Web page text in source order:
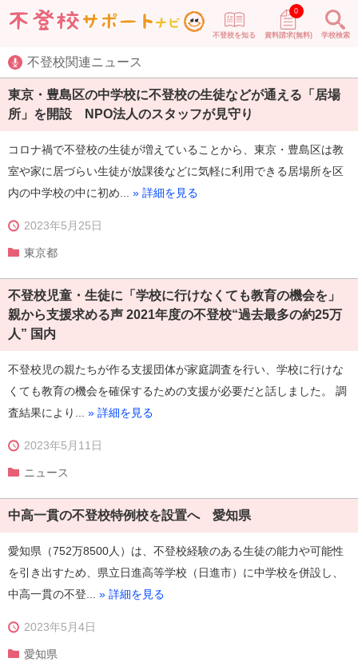
不登校を知る 資料請求(無料)
0
学校検索
不登校関連ニュース
東京・豊島区の中学校に不登校の生徒などが通える「居場
所」を開設 NPO法人のスタッフが見守り
コロナ禍で不登校の生徒が増えていることから、東京・豊島区は教
室や家に居づらい生徒が放課後などに気軽に利用できる居場所を区
内の中学校の中に初め... » 詳細を見る
2023年5月25日
東京都
不登校児童・生徒に「学校に行けなくても教育の機会を」
親から支援求める声 2021年度の不登校“過去最多の約25万
人” 国内
不登校児の親たちが作る支援団体が家庭調査を行い、学校に行けな
くても教育の機会を確保するための支援が必要だと話しました。 調
査結果により... » 詳細を見る
2023年5月11日
ニュース
中高一貫の不登校特例校を設置へ 愛知県
愛知県（752万8500人）は、不登校経験のある生徒の能力や可能性
を引き出すため、県立日進高等学校（日進市）に中学校を併設し、
中高一貫の不登... » 詳細を見る
2023年5月4日
愛知県